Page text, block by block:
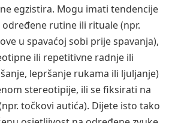
egzistira. Mogu imati tendencije
rutine ili rituale (npr.
u spavaćoj sobi prije spavanja),
ili repetitivne radnje ili
lepršanje rukama ili ljuljanje)
stereotipije, ili se fiksirati na
točkovi autića). Dijete isto tako